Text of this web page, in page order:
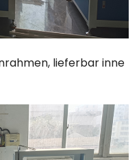
lieferbar inne